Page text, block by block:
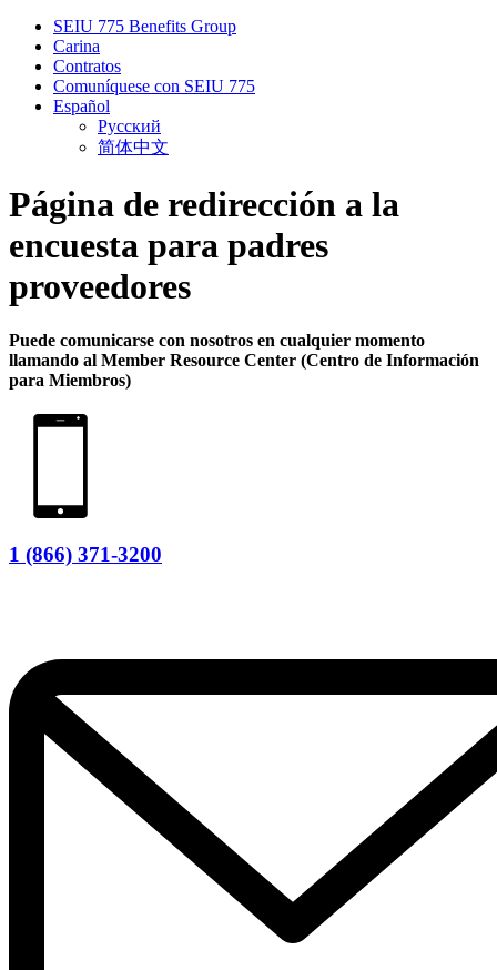
SEIU 775 Benefits Group
Carina
Contratos
Comuníquese con SEIU 775
Español
Русский
简体中文
Página de redirección a la
encuesta para padres
proveedores
Puede comunicarse con nosotros en cualquier momento
llamando al Member Resource Center (Centro de Información
para Miembros)
1 (866) 371-3200